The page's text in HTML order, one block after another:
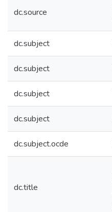
dc.source
dc.subject
dc.subject
dc.subject
dc.subject
dc.subject.ocde
dc.title